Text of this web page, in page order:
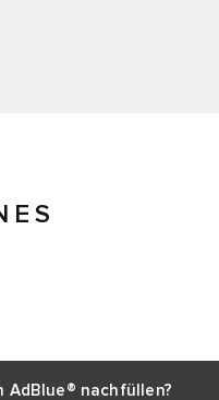
AdBlue® nachfüllen?